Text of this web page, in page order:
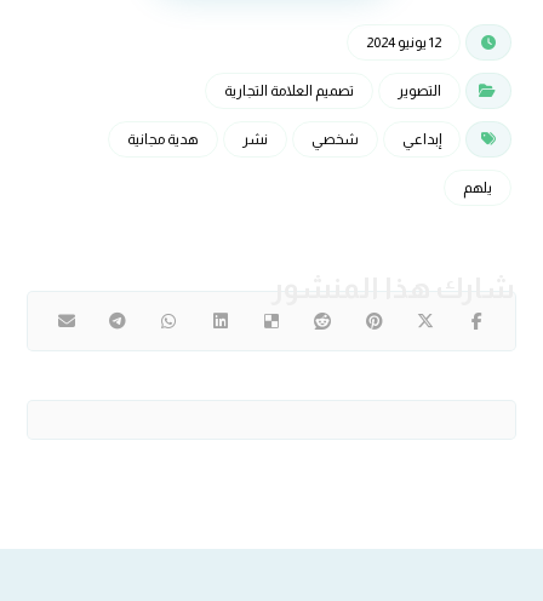
12 يونيو 2024
التصوير تصميم العلامة التجارية
إبداعي شخصي نشر هدية مجانية
يلهم